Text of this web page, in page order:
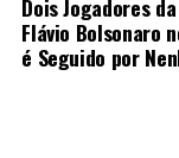
Dois Jogadores
Flávio Bolsonaro
é Seguido por